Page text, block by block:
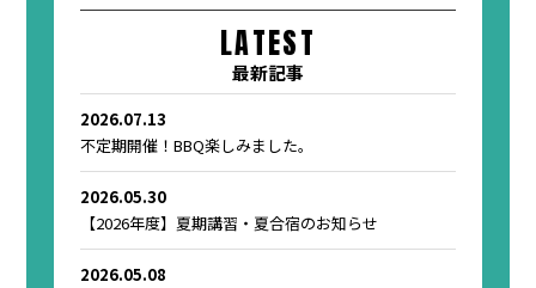
LATEST
最新記事
2026.07.13
不定期開催！BBQ楽しみました。
2026.05.30
【2026年度】夏期講習・夏合宿のお知らせ
2026.05.08